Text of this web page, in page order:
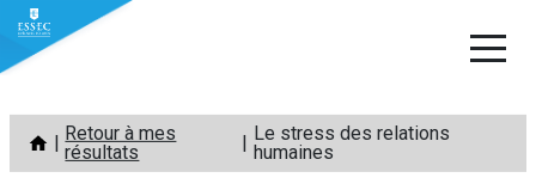
Aller
contenu
Retour à mes
résultats
Le stress des relations
humaines